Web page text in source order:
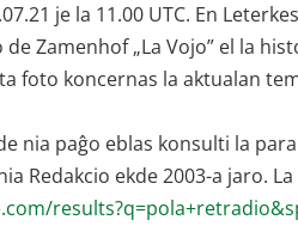
je la 11.00 UTC. En
Zamenhof „La Vojo” el la
foto koncernas la aktualan
nia paĝo eblas konsulti la
Redakcio ekde 2003-a jaro.